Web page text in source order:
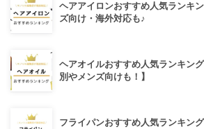
ヘアアイロンおすすめ人気ランキ
ズ向け・海外対応も♪
ヘアオイルおすすめ人気ランキン
別やメンズ向けも！】
フライパンおすすめ人気ランキン